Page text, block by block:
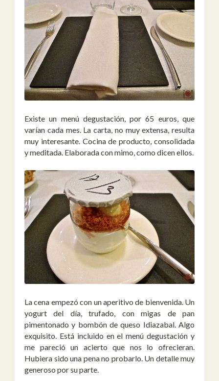
Existe un menú degustación, por 65 euros, que
varían cada mes. La carta, no muy extensa, resulta
muy interesante. Cocina de producto, consolidada
y meditada. Elaborada con mimo, como dicen ellos.
La cena empezó con un aperitivo de bienvenida. Un
yogurt del día, trufado, con migas de pan
pimentonado y bombón de queso Idiazabal. Algo
exquisito. Está incluido en el menú degustación y
me pareció un acierto que nos lo ofrecieran.
Hubiera sido una pena no probarlo. Un detalle muy
generoso por su parte.